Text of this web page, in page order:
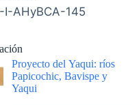
I-AHyBCA-145
Proyecto del Yaqui: ríos
Papicochic, Bavispe y
Yaqui